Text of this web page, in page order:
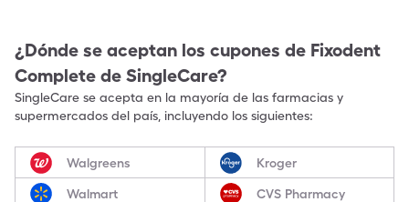
¿Dónde se aceptan los cupones de Fixodent
Complete de SingleCare?
SingleCare se acepta en la mayoría de las farmacias y
supermercados del país, incluyendo los siguientes:
Walgreens Kroger
Walmart CVS Pharmacy